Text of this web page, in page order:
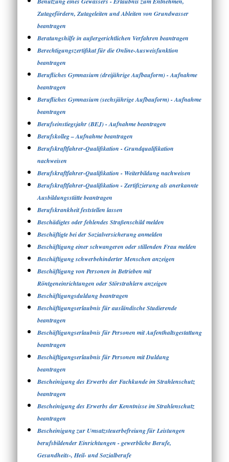
Zutagefördern, Zutageleiten und Ableiten von Grundwasser
beantragen
Beratungshilfe in außergerichtlichen Verfahren beantragen
Berechtigungszertifikat für die Online-Ausweisfunktion
beantragen
Berufliches Gymnasium (dreijährige Aufbauform) - Aufnahme
beantragen
Berufliches Gymnasium (sechsjährige Aufbauform) - Aufnahme
beantragen
Berufseinstiegsjahr (BEJ) - Aufnahme beantragen
Berufskolleg – Aufnahme beantragen
Berufskraftfahrer-Qualifikation - Grundqualifikation
nachweisen
Berufskraftfahrer-Qualifikation - Weiterbildung nachweisen
Berufskraftfahrer-Qualifikation - Zertifizierung als anerkannte
Ausbildungsstätte beantragen
Berufskrankheit feststellen lassen
Beschädigtes oder fehlendes Straßenschild melden
Beschäftigte bei der Sozialversicherung anmelden
Beschäftigung einer schwangeren oder stillenden Frau melden
Beschäftigung schwerbehinderter Menschen anzeigen
Beschäftigung von Personen in Betrieben mit
Röntgeneinrichtungen oder Störstrahlern anzeigen
Beschäftigungsduldung beantragen
Beschäftigungserlaubnis für ausländische Studierende
beantragen
Beschäftigungserlaubnis für Personen mit Aufenthaltsgestattung
beantragen
Beschäftigungserlaubnis für Personen mit Duldung
beantragen
Bescheinigung des Erwerbs der Fachkunde im Strahlenschutz
beantragen
Bescheinigung des Erwerbs der Kenntnisse im Strahlenschutz
beantragen
Bescheinigung zur Umsatzsteuerbefreiung für Leistungen
berufsbildender Einrichtungen - gewerbliche Berufe,
Gesundheits-, Heil- und Sozialberufe